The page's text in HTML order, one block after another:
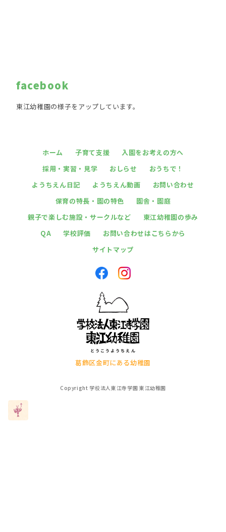
facebook
東江幼稚園の様子をアップしています。
ホーム 子育て支援
入園をお考えの方へ
採用・実習・見学
おしらせ
おうちで！
ようちえん日記
ようちえん動画
お問い合わせ
保育の特長・園の特色
園舎・園庭
親子で楽しむ施設・サークルなど
東江幼稚園の歩み
QA
学校評価
お問い合わせはこちらから
サイトマップ
葛飾区金町にある幼稚園
Copyright 学校法人東江寺学園 東江幼稚園